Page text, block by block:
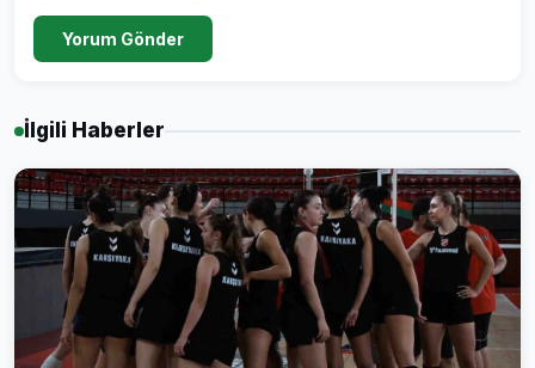
Yorum Gönder
İlgili Haberler